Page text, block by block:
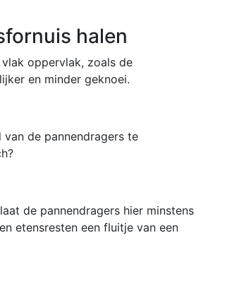
halen
oppervlak, zoals de
en minder geknoei.
de pannendragers te
de pannendragers hier minstens
etensresten een fluitje van een